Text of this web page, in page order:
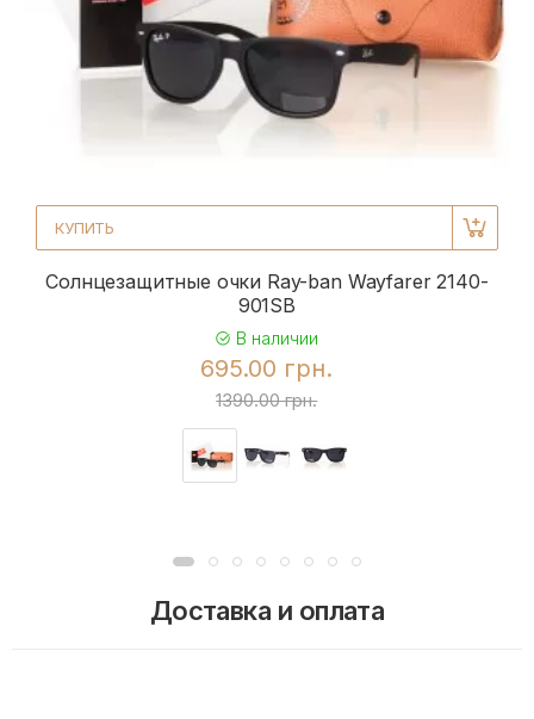
КУПИТЬ
Солнцезащитные очки Ray-ban Wayfarer 2140-
901SB
В наличии
695.00 грн.
1390.00 грн.
Доставка и оплата